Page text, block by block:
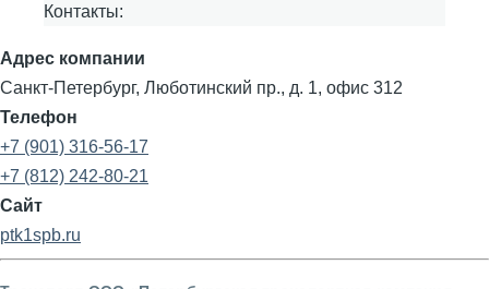
Контакты:
Адрес компании
Санкт-Петербург, Люботинский пр., д. 1, офис 312
Телефон
+7 (901) 316-56-17
+7 (812) 242-80-21
Сайт
ptk1spb.ru